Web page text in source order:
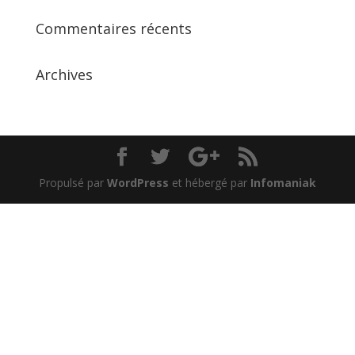
Commentaires récents
Archives
Propulsé par WordPress et hébergé par Infomaniak